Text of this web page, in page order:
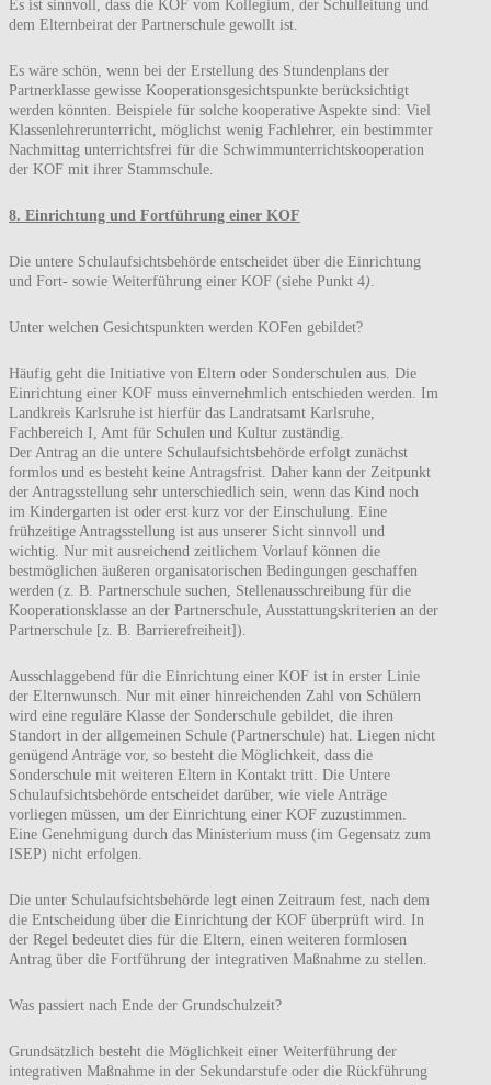
Es ist sinnvoll, dass die KOF vom Kollegium, der Schulleitung und
dem Elternbeirat der Partnerschule gewollt ist.
Es wäre schön, wenn bei der Erstellung des Stundenplans der
Partnerklasse gewisse Kooperationsgesichtspunkte berücksichtigt
werden könnten. Beispiele für solche kooperative Aspekte sind: Viel
Klassenlehrerunterricht, möglichst wenig Fachlehrer, ein bestimmter
Nachmittag unterrichtsfrei für die Schwimmunterrichtskooperation
der KOF mit ihrer Stammschule.
8. Einrichtung und Fortführung einer KOF
Die untere Schulaufsichtsbehörde entscheidet über die Einrichtung
und Fort- sowie Weiterführung einer KOF (siehe Punkt 4).
Unter welchen Gesichtspunkten werden KOFen gebildet?
Häufig geht die Initiative von Eltern oder Sonderschulen aus. Die
Einrichtung einer KOF muss einvernehmlich entschieden werden. Im
Landkreis Karlsruhe ist hierfür das Landratsamt Karlsruhe,
Fachbereich I, Amt für Schulen und Kultur zuständig.
Der Antrag an die untere Schulaufsichtsbehörde erfolgt zunächst
formlos und es besteht keine Antragsfrist. Daher kann der Zeitpunkt
der Antragsstellung sehr unterschiedlich sein, wenn das Kind noch
im Kindergarten ist oder erst kurz vor der Einschulung. Eine
frühzeitige Antragsstellung ist aus unserer Sicht sinnvoll und
wichtig. Nur mit ausreichend zeitlichem Vorlauf können die
bestmöglichen äußeren organisatorischen Bedingungen geschaffen
werden (z. B. Partnerschule suchen, Stellenausschreibung für die
Kooperationsklasse an der Partnerschule, Ausstattungskriterien an der
Partnerschule [z. B. Barrierefreiheit]).
Ausschlaggebend für die Einrichtung einer KOF ist in erster Linie
der Elternwunsch. Nur mit einer hinreichenden Zahl von Schülern
wird eine reguläre Klasse der Sonderschule gebildet, die ihren
Standort in der allgemeinen Schule (Partnerschule) hat. Liegen nicht
genügend Anträge vor, so besteht die Möglichkeit, dass die
Sonderschule mit weiteren Eltern in Kontakt tritt. Die Untere
Schulaufsichtsbehörde entscheidet darüber, wie viele Anträge
vorliegen müssen, um der Einrichtung einer KOF zuzustimmen.
Eine Genehmigung durch das Ministerium muss (im Gegensatz zum
ISEP) nicht erfolgen.
Die unter Schulaufsichtsbehörde legt einen Zeitraum fest, nach dem
die Entscheidung über die Einrichtung der KOF überprüft wird. In
der Regel bedeutet dies für die Eltern, einen weiteren formlosen
Antrag über die Fortführung der integrativen Maßnahme zu stellen.
Was passiert nach Ende der Grundschulzeit?
Grundsätzlich besteht die Möglichkeit einer Weiterführung der
integrativen Maßnahme in der Sekundarstufe oder die Rückführung